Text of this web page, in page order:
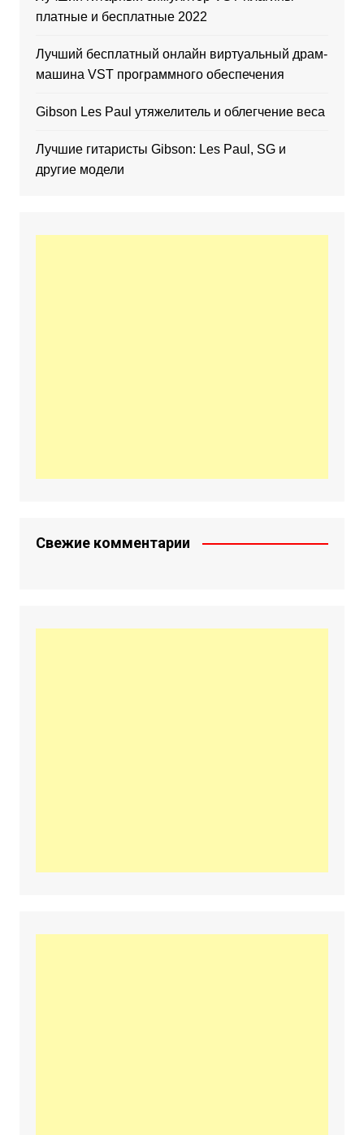
платные и бесплатные 2022
Лучший бесплатный онлайн виртуальный драм-
машина VST программного обеспечения
Gibson Les Paul утяжелитель и облегчение веса
Лучшие гитаристы Gibson: Les Paul, SG и
другие модели
Свежие комментарии